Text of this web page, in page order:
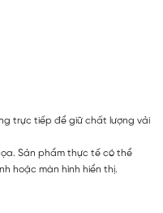
trực tiếp để giữ chất lượng vải
Sản phẩm thực tế có thể
hoặc màn hình hiển thị.